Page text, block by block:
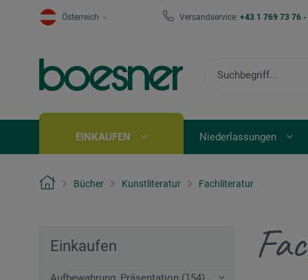
Österreich Versandservice: +43 1 769 73 76
EINKAUFEN Niederlassungen
Bücher Kunstliteratur Fachliteratur
Einkaufen